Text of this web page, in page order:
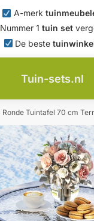
A-merk
Nummer 1 tuin set
De beste
Tuin-sets.nl
Ronde Tuintafel 70 cm Terras Salontafel in Gehard Glas met